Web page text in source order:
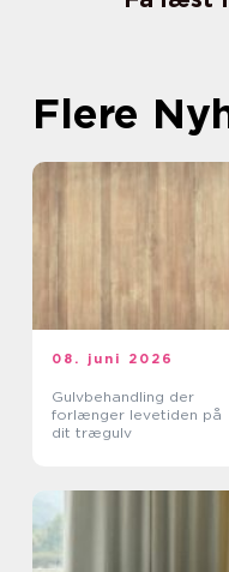
Flere
08. juni 2026
Gulvbehandling der
forlænger levetiden på
dit trægulv